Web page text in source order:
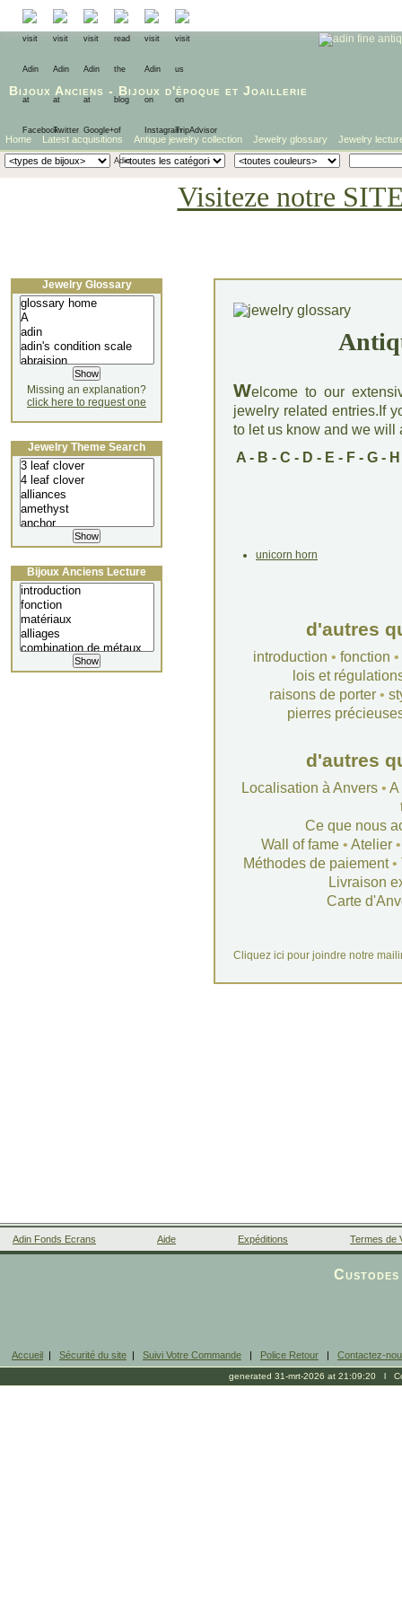
Bijoux Anciens - Bijoux d'époque et Joaillerie
Home Latest acquisitions Antique jewelry collection Jewelry glossary Jewelry
Visiteze notre
Welcome to our
jewelry related entries.If
to let us know and we will
A- B - C - D - E - F- G- H
unicorn horn
d'autres
introduction • fonction •
lois et
raisons de porter•
pierres
d'autres
Localisation à Anvers• A
Ce que nous
Wall of fame• Atelier
Méthodes de paiement•
Livraison
Carte
Cliquez ici pour joindre notre
Jewelry Glossary
Missing an explanation?
click here to request one
Jewelry Theme Search
Bijoux Anciens Lecture
Adin Fonds Ecrans Aide Expéditions Termes de
Accueil | Sécurité du site | Suivi Votre Commande | Police Retour | Contactez-
generated 31-mrt-2026 at 21:09:20 l